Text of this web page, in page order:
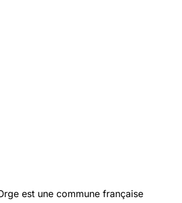
est une commune française